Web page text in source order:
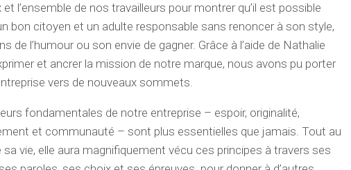
et l’ensemble de nos travailleurs pour montrer qu’il est possible
bon citoyen et un adulte responsable sans renoncer à son style,
de l’humour ou son envie de gagner. Grâce à l’aide de Nathalie
et ancrer la mission de notre marque, nous avons pu porter
vers de nouveaux sommets.
fondamentales de notre entreprise – espoir, originalité,
et communauté – sont plus essentielles que jamais. Tout au
sa vie, elle aura magnifiquement vécu ces principes à travers ses